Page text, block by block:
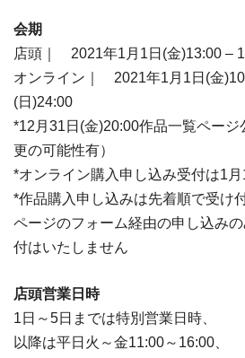
会期
店頭｜ 2021年1月1日(金)13:00 –
オンライン｜ 2021年1月1日(金
(日)24:00
*12月31日(金)20:00作品一覧ペー
更の可能性有）
*オンライン購入申し込み受付は1
*作品購入申し込みは先着順で受
ページのフォーム経由の申し込み
付はいたしません
店頭営業日時
1日～5日までは特別営業日時、
以降は平日火～金11:00～16:00、